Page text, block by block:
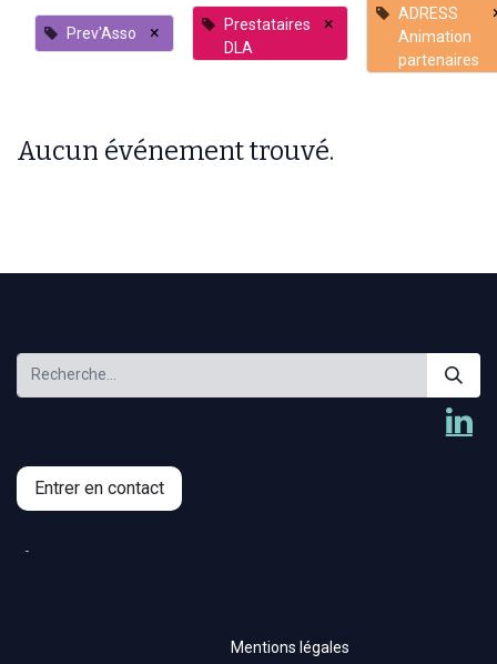
Prev'Asso ×
Prestataires
DLA
×
ADRESS
Animation
partenaires
Aucun événement trouvé.
Entrer en contact
Mentions légales